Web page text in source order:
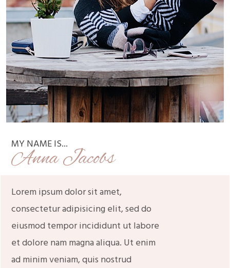
MY NAME IS...
Anna Jacobs
Lorem ipsum dolor sit amet,
consectetur adipisicing elit, sed do
eiusmod tempor incididunt ut labore
et dolore nam magna aliqua. Ut enim
ad minim veniam, quis nostrud